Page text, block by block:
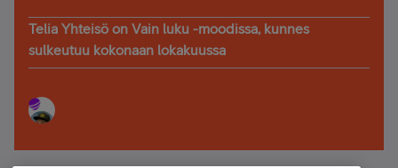
Telia Yhteisö on Vain luku -moodissa, kunnes
sulkeutuu kokonaan lokakuussa